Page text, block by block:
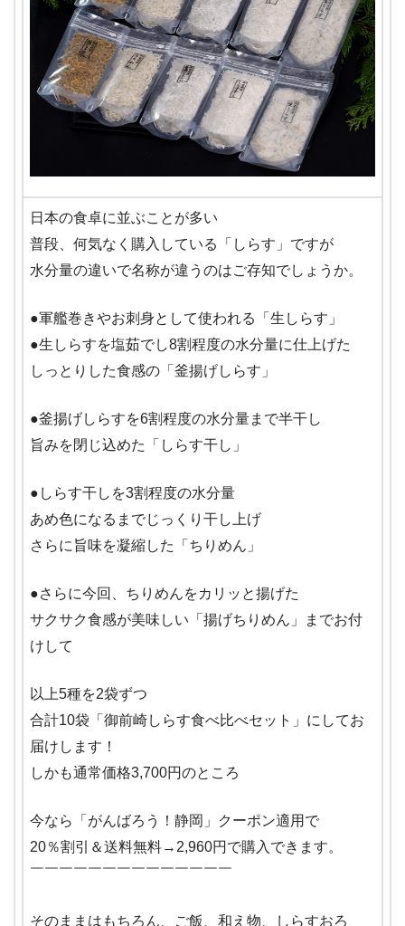
日本の食卓に並ぶことが多い
普段、何気なく購入している「しらす」ですが
水分量の違いで名称が違うのはご存知でしょうか。
●軍艦巻きやお刺身として使われる「生しらす」
●生しらすを塩茹でし8割程度の水分量に仕上げた
しっとりした食感の「釜揚げしらす」
●釜揚げしらすを6割程度の水分量まで半干し
旨みを閉じ込めた「しらす干し」
●しらす干しを3割程度の水分量
あめ色になるまでじっくり干し上げ
さらに旨味を凝縮した「ちりめん」
●さらに今回、ちりめんをカリッと揚げた
サクサク食感が美味しい「揚げちりめん」までお付
けして
以上5種を2袋ずつ
合計10袋「御前崎しらす食べ比べセット」にしてお
届けします！
しかも通常価格3,700円のところ
今なら「がんばろう！静岡」クーポン適用で
20％割引＆送料無料→2,960円で購入できます。
￣￣￣￣￣￣￣￣￣￣￣￣￣￣
そのままはもちろん、ご飯、和え物、しらすおろ